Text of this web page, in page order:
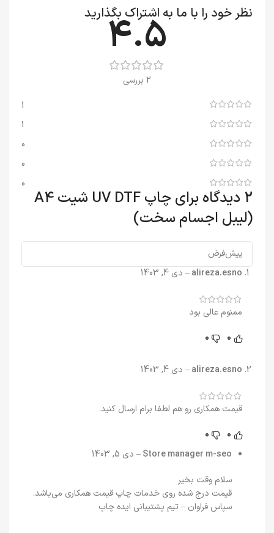
نظر خود را با ما به اشتراک بگذارید
4.5
2 بررسی
1
1
0
0
0
2 دیدگاه برای
چاپ UV DTF شیت A4
(لیبل اجسام سخت)
alireza.esno
– دی 4, 1403
ممنوم عالی بود
0
0
alireza.esno
– دی 4, 1403
قیمت همکاری رو هم لطفا برام ارسال کنید.
0
0
Store manager m-seo
– دی 5, 1403
سلام وقت بخیر
قیمت درج شده روی خدمات چاپ قیمت همکاری می‌باشد.
سپاس فراوان – تیم پشتیبانی ایده چاپ